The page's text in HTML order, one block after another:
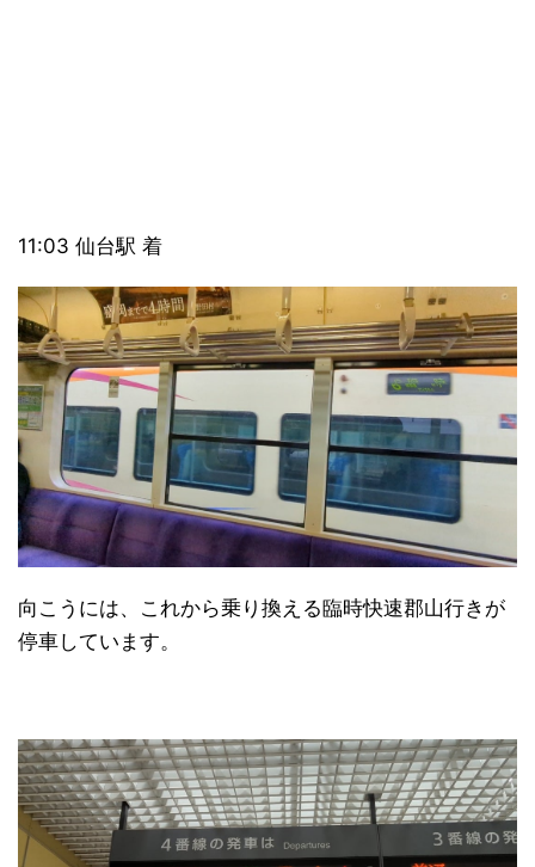
11:03 仙台駅 着
向こうには、これから乗り換える臨時快速郡山行きが
停車しています。